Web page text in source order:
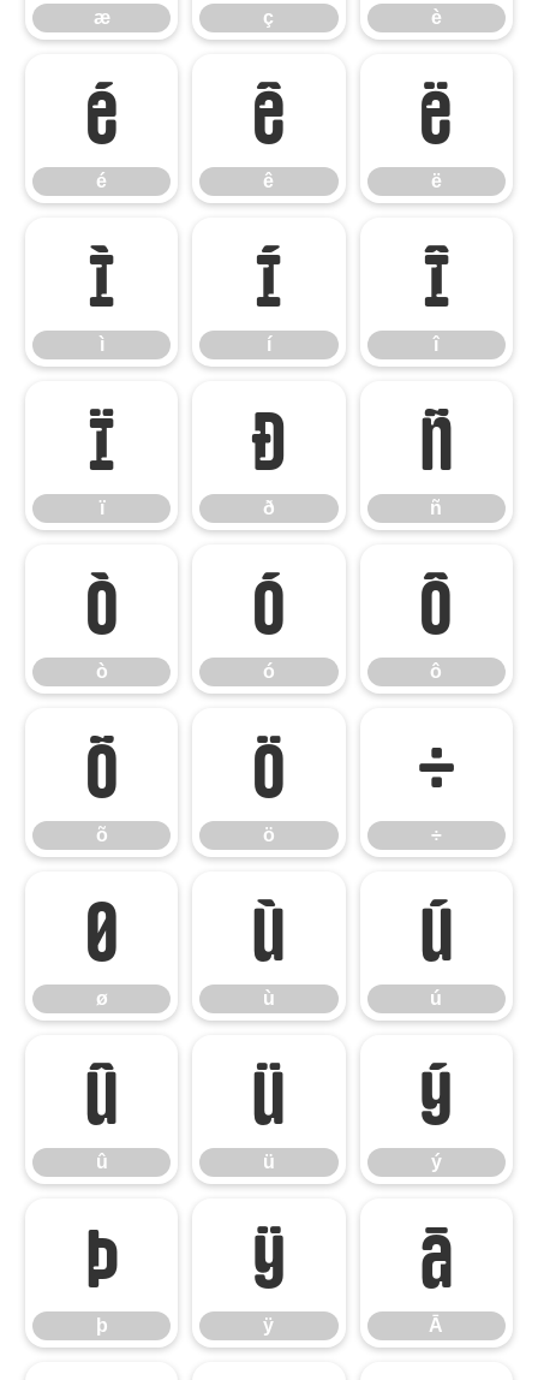
æ ç è
é
é
ê
ê
ë
ë
ì
ì
í
í
î
î
ï
ï
ð
ð
ñ
ñ
ò
ò
ó
ó
ô
ô
õ
õ
ö
ö
÷
÷
ø
ø
ù
ù
ú
ú
û
û
ü
ü
ý
ý
þ
þ
ÿ
ÿ
Ā
Ā